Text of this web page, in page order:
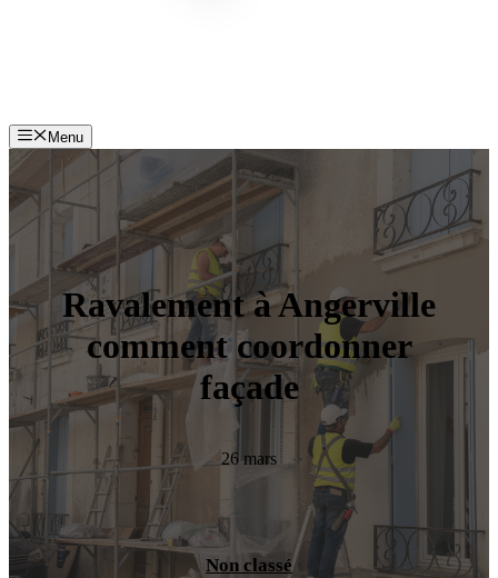
Menu
Ravalement à Angerville
comment coordonner
façade
26 mars
Non classé